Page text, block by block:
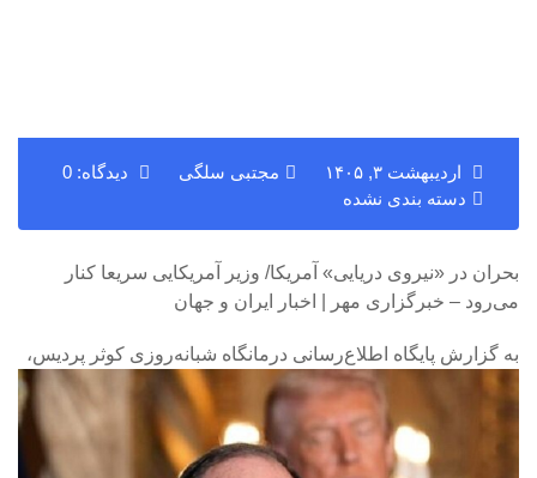
اردیبهشت ۳, ۱۴۰۵ مجتبی سلگی
دیدگاه: 0
دسته بندی نشده
بحران در «نیروی دریایی» آمریکا/ وزیر آمریکایی سریعا کنار
می‌رود – خبرگزاری مهر | اخبار ایران و جهان
به گزارش پایگاه اطلاع‌رسانی درمانگاه شبانه‌روزی کوثر پردیس،